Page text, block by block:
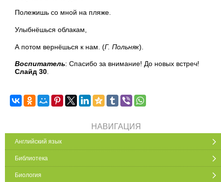
Полежишь со мной на пляже.
Улыбнёшься облакам,
А потом вернёшься к нам. (Г. Польняк).
Воспитатель: Спасибо за внимание! До новых встреч!
Слайд 30.
НАВИГАЦИЯ
Английский язык
Библиотека
Биология